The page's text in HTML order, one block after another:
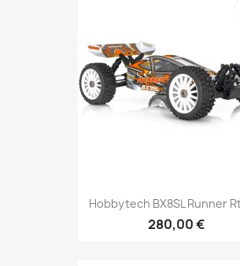
Hobbytech BX8SL Runner
280,00 €